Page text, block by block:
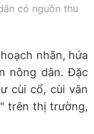
có nguồn thu
nhãn, hứa
nông dân. Đặc
cùi cổ, cùi vân
trên thị trường,